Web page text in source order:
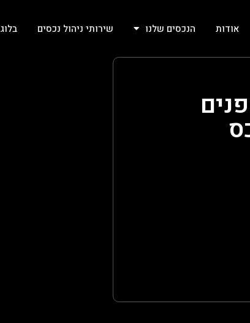
אודות הנכסים שלנו שירותי ניהול נכסים בלוג